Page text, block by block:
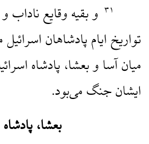
۳۱ و بقیه وقایع ناداب
تواریخ ایام پادشاهان
میان آسا و بعشا، پادشاه
ایشان جنگ می‌بود.
بعشا،